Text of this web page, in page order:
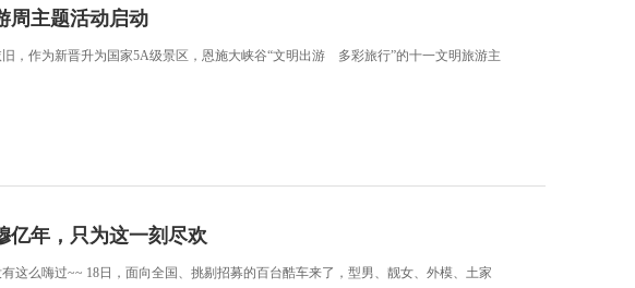
周主题活动启动
，作为新晋升为国家5A级景区，恩施大峡谷“文明出游 多彩旅行”的十一文明旅游主
亿年，只为这一刻尽欢
这么嗨过~~ 18日，面向全国、挑剔招募的百台酷车来了，型男、靓女、外模、土家